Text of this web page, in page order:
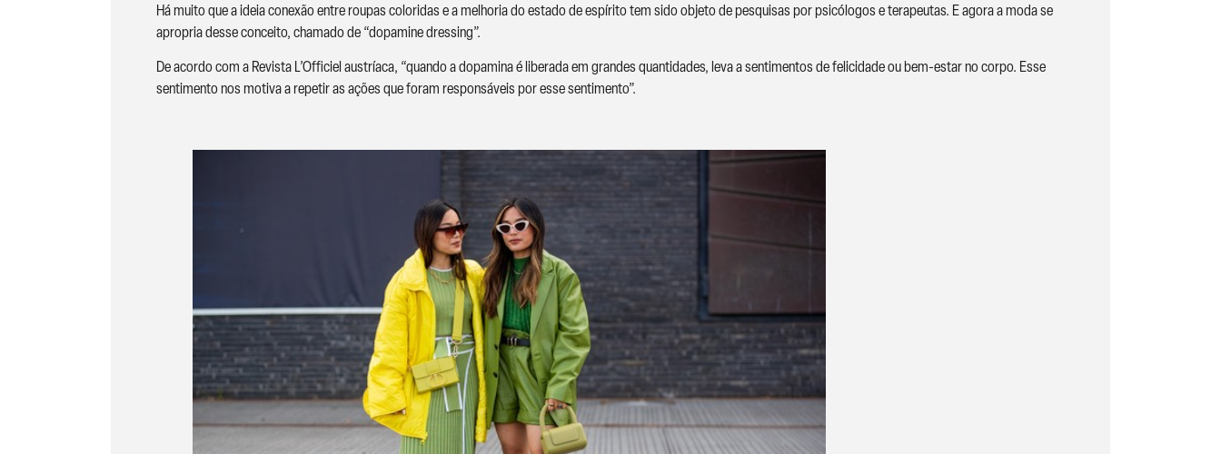
Há muito que a ideia conexão entre roupas coloridas e a melhoria do estado de espírito tem sido objeto de pesquisas por psicólogos e terapeutas. E agora a moda se
apropria desse conceito, chamado de “dopamine dressing”.
De acordo com a Revista L’Officiel austríaca, “quando a dopamina é liberada em grandes quantidades, leva a sentimentos de felicidade ou bem-estar no corpo. Esse
sentimento nos motiva a repetir as ações que foram responsáveis por esse sentimento”.